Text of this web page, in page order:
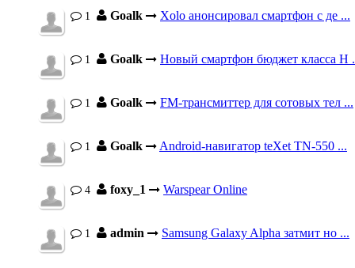
1 Goalk Xolo анонсировал смартфон с де ...
1 Goalk Новый смартфон бюджет класса H
1 Goalk FM-трансмиттер для сотовых тел ...
1 Goalk Android-навигатор teXet TN-550 ...
4 foxy_1 Warspear Online
1 admin Samsung Galaxy Alpha затмит но ...